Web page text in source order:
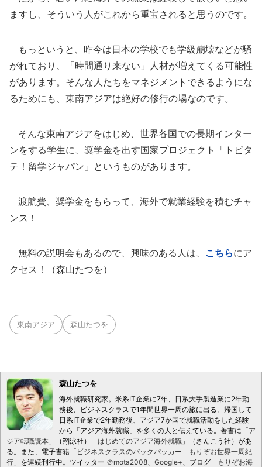
ますし、そういう人がこれから重宝されると思うのです。
もっというと、昨今は日本の学校でも学級崩壊などが騒
がれており、「時間通り来ない」人材が増えてくる可能性
があります。そんな人たちをマネジメントできるようにな
るためにも、東南アジアは絶好の修行の場なのです。
そんな東南アジアをはじめ、世界各国での長期インター
ンをする学生に、奨学金を出す国家プロジェクト「トビタ
テ！留学ジャパン」というものがあります。
渡航費、奨学金をもらって、海外で就業経験を積むチャ
ンス！
無料の説明会もあるので、興味のある人は、 こちらにア
クセス！（森山たつを）
東南アジア 森山たつを
森山たつを
海外就職研究家。米系IT企業に7年、日系大手製造業に2年勤
務後、ビジネスクラスで1年間世界一周の旅に出る。帰国して
日系IT企業で2年勤務後、アジア7か国で就職活動をした経験
から「アジア海外就職」を多くの人と伝えている。著書に「ア
ジア転職読本 」（翔泳社）「はじめてのアジア海外就職 」（さんこう社）があ
る。また、電子書籍「 ビジネスクラスのバックパッカー もりぞお世界一周紀
行 」を連続刊行中。ツイッター ＠mota2008、 Google+、ブログ「 もりぞお海